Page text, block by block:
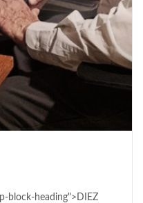
block-heading">DIEZ